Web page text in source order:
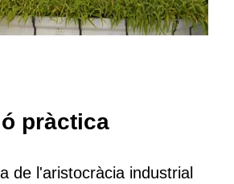
pràctica
de l'aristocràcia industrial